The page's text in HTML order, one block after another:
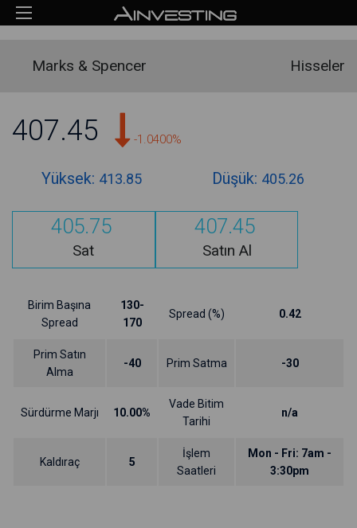
Marks & Spencer Hisseler
407.45 -1.0400%
Yüksek: 413.85 Düşük: 405.26
405.75
Sat
407.45
Satın Al
Birim Başına
Spread
130-
170
Spread (%) 0.42
Prim Satın
Alma
-40 Prim Satma -30
Sürdürme Marjı 10.00%
Vade Bitim
Tarihi
n/a
Kaldıraç 5
İşlem
Saatleri
Mon - Fri: 7am -
3:30pm